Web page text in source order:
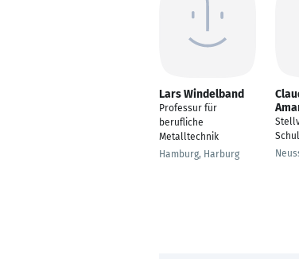
Lars Windelband
Professur für
berufliche
Metalltechnik
Hamburg, Harburg